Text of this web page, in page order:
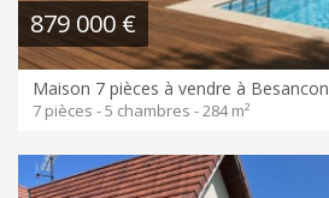
879 000 €
Maison 7 pièces à vendre à Besancon
7 pièces - 5 chambres - 284 m²